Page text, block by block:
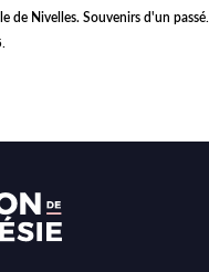
de Nivelles. Souvenirs d'un passé